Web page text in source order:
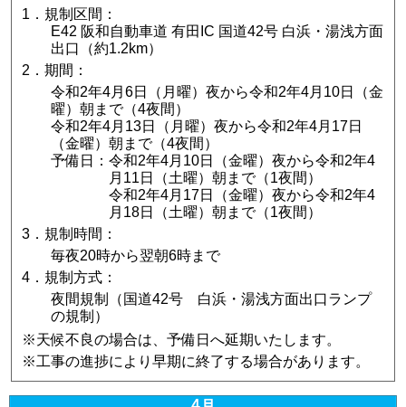
1．規制区間：
E42 阪和自動車道 有田IC 国道42号 白浜・湯浅方面
出口（約1.2km）
2．期間：
令和2年4月6日（月曜）夜から令和2年4月10日（金
曜）朝まで（4夜間）
令和2年4月13日（月曜）夜から令和2年4月17日
（金曜）朝まで（4夜間）
予備日：令和2年4月10日（金曜）夜から令和2年4
月11日（土曜）朝まで（1夜間）
令和2年4月17日（金曜）夜から令和2年4
月18日（土曜）朝まで（1夜間）
3．規制時間：
毎夜20時から翌朝6時まで
4．規制方式：
夜間規制（国道42号 白浜・湯浅方面出口ランプ
の規制）
※天候不良の場合は、予備日へ延期いたします。
※工事の進捗により早期に終了する場合があります。